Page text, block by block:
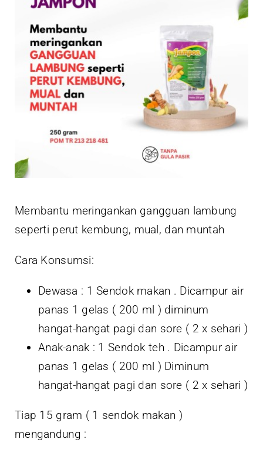
Membantu meringankan gangguan lambung
seperti perut kembung, mual, dan muntah
Cara Konsumsi:
Dewasa : 1 Sendok makan . Dicampur air
panas 1 gelas ( 200 ml ) diminum
hangat-hangat pagi dan sore ( 2 x sehari )
Anak-anak : 1 Sendok teh . Dicampur air
panas 1 gelas ( 200 ml ) Diminum
hangat-hangat pagi dan sore ( 2 x sehari )
Tiap 15 gram ( 1 sendok makan )
mengandung :